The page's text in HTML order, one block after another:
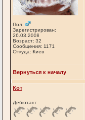
Пол:
Зарегистрирован:
26.03.2008
Возраст: 32
Сообщения: 1171
Откуда: Киев
Вернуться к началу
Кот
Дебютант